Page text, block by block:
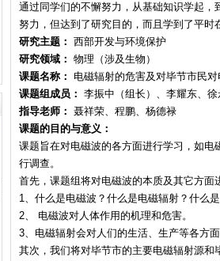
通过同学们的不懈努力，从基础知识学起
努力，但达到了研究目的，而且学到了平时
研究主题： 西部开发与环境保护
研究领域： 物理（涉及生物）
课题名称： 电磁辐射的危害及对毕节市民
课题组成员： 李振中（组长）、李耀东、
指导老师： 聂祥荣、程鹏、杨德禄
课题的目的与意义：
课题旨在对电磁波的各方面进行学习，如
行调查。
首先，课题组将对电磁波的本质及其它方面
1、什么是电磁波？什么是电磁辐射？什么
2、 电磁波对人体作用的机理和危害。
3、电磁辐射会对人们的生活、生产等各方
其次，我们将对毕节市的主要电磁辐射源和